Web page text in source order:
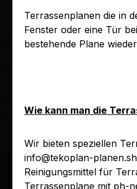
Terrassenplanen die in
Fenster oder eine Tür
bestehende Plane
Wie kann man die
Wir bieten speziellen
info@tekoplan-
Reinigungsmittel für
Terrassenplane mit ph-